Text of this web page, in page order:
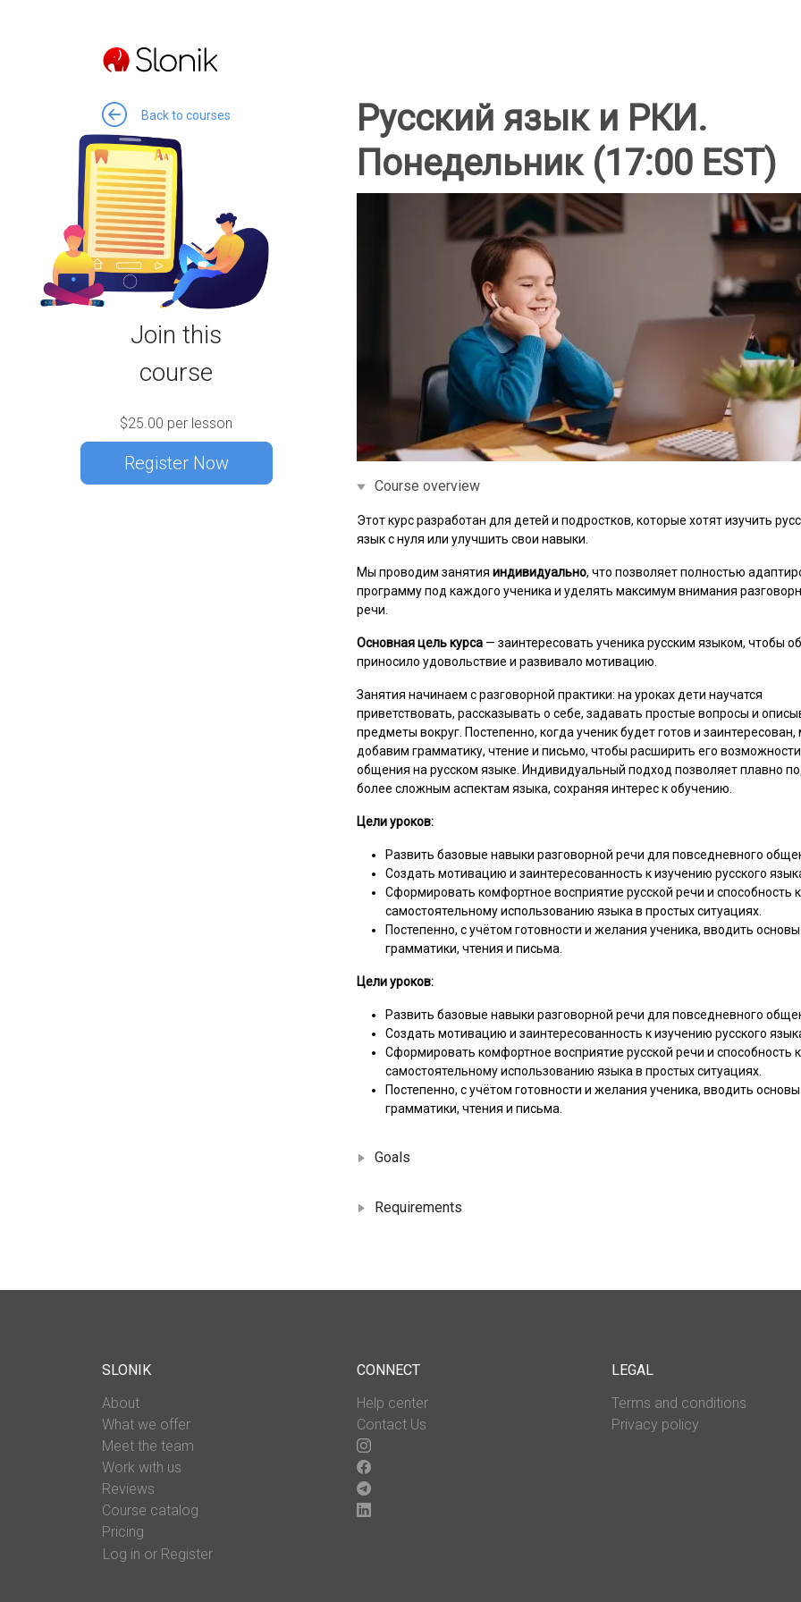
Back to courses
Join this
course
$25.00 per lesson
Register Now
Русский язык и РКИ.
Понедельник (17:00 EST)
Course overview
Этот курс разработан для детей и подростков, которые хотят изучить
язык с нуля или улучшить свои навыки.
Мы проводим занятия индивидуально, что позволяет полностью
программу под каждого ученика и уделять максимум внимания
речи.
Основная цель курса — заинтересовать ученика русским языком, чтобы
приносило удовольствие и развивало мотивацию.
Занятия начинаем с разговорной практики: на уроках дети научатся
приветствовать, рассказывать о себе, задавать простые вопросы и
предметы вокруг. Постепенно, когда ученик будет готов и заинтересован,
добавим грамматику, чтение и письмо, чтобы расширить его
общения на русском языке. Индивидуальный подход позволяет плавно
более сложным аспектам языка, сохраняя интерес к обучению.
Цели уроков:
Развить базовые навыки разговорной речи для повседневного
Создать мотивацию и заинтересованность к изучению русского
Сформировать комфортное восприятие русской речи и способность к
самостоятельному использованию языка в простых ситуациях.
Постепенно, с учётом готовности и желания ученика, вводить основы
грамматики, чтения и письма.
Цели уроков:
Развить базовые навыки разговорной речи для повседневного
Создать мотивацию и заинтересованность к изучению русского
Сформировать комфортное восприятие русской речи и способность к
самостоятельному использованию языка в простых ситуациях.
Постепенно, с учётом готовности и желания ученика, вводить основы
грамматики, чтения и письма.
Goals
Requirements
SLONIK
About
What we offer
Meet the team
Work with us
Reviews
Course catalog
Pricing
Log in or Register
CONNECT
Help center
Contact Us
LEGAL
Terms and conditions
Privacy policy